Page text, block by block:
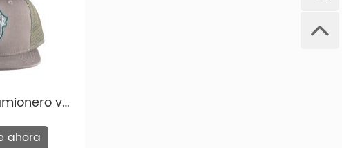
América del Norte, Europa occidental y Oceanía.
Y tenemos más tipos de tela de malla que puede elegir en
Sombrero de camionero verde oliva personalizado Summer Summer Urban Style Trucker Gray Mesh Mesh
ahora